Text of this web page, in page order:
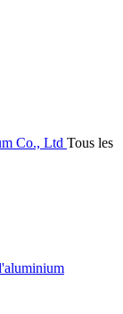
Co., Ltd Tous les